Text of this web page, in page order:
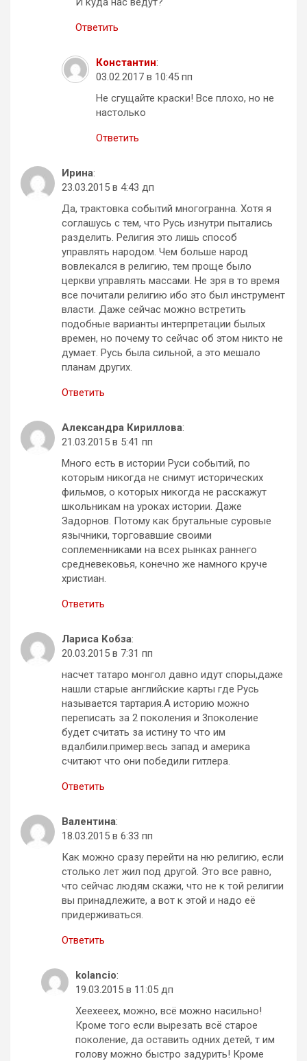
Ответить
Константин:
03.02.2017 в 10:45 пп
Не сгущайте краски! Все плохо, но не
настолько
Ответить
Ирина:
23.03.2015 в 4:43 дп
Да, трактовка событий многогранна. Хотя я
соглашусь с тем, что Русь изнутри пытались
разделить. Религия это лишь способ
управлять народом. Чем больше народ
вовлекался в религию, тем проще было
церкви управлять массами. Не зря в то время
все почитали религию ибо это был инструмент
власти. Даже сейчас можно встретить
подобные варианты интерпретации былых
времен, но почему то сейчас об этом никто не
думает. Русь была сильной, а это мешало
планам других.
Ответить
Александра Кириллова:
21.03.2015 в 5:41 пп
Много есть в истории Руси событий, по
которым никогда не снимут исторических
фильмов, о которых никогда не расскажут
школьникам на уроках истории. Даже
Задорнов. Потому как брутальные суровые
язычники, торговавшие своими
соплеменниками на всех рынках раннего
средневековья, конечно же намного круче
христиан.
Ответить
Лариса Кобза:
20.03.2015 в 7:31 пп
насчет татаро монгол давно идут споры,даже
нашли старые английские карты где Русь
называется тартария.А историю можно
переписать за 2 поколения и 3поколение
будет считать за истину то что им
вдалбили.пример:весь запад и америка
считают что они победили гитлера.
Ответить
Валентина:
18.03.2015 в 6:33 пп
Как можно сразу перейти на ню религию, если
столько лет жил под другой. Это все равно,
что сейчас людям скажи, что не к той религии
вы принадлежите, а вот к этой и надо её
придерживаться.
Ответить
kolancio:
19.03.2015 в 11:05 дп
Хеехееех, можно, всё можно насильно!
Кроме того если вырезать всё старое
поколение, да оставить одних детей, т им
голову можно быстро задурить! Кроме